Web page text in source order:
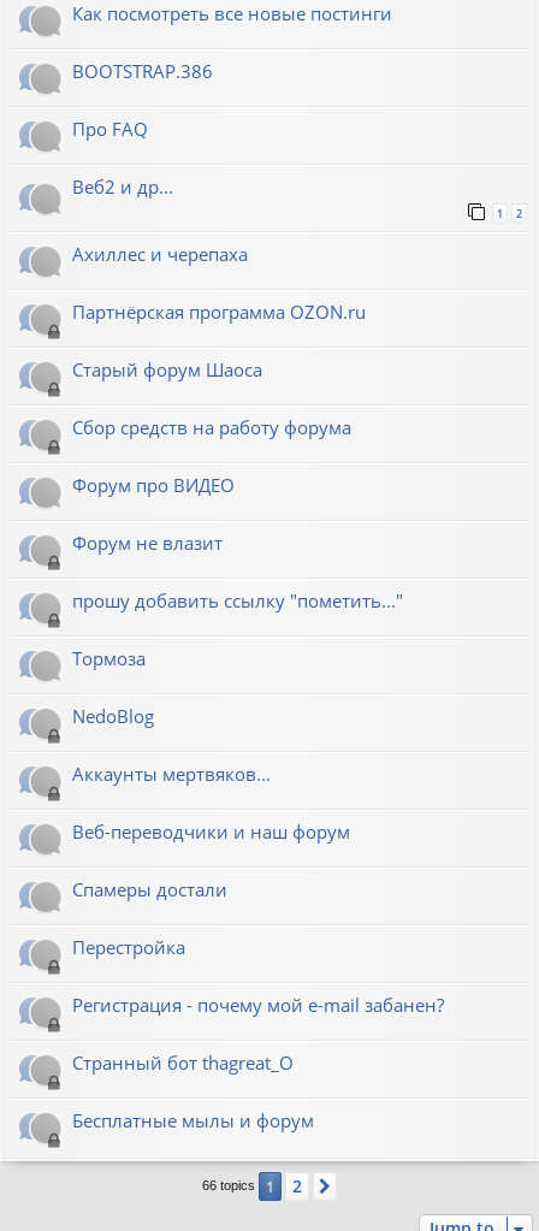
Как посмотреть все новые постинги
BOOTSTRAP.386
Про FAQ
Веб2 и др...
1 2
Ахиллес и черепаха
Партнёрская программа OZON.ru
Старый форум Шаоса
Сбор средств на работу форума
Форум про ВИДЕО
Форум не влазит
прошу добавить ссылку "пометить..."
Тормоза
NedoBlog
Аккаунты мертвяков...
Веб-переводчики и наш форум
Спамеры достали
Перестройка
Регистрация - почему мой e-mail забанен?
Странный бот thagreat_O
Бесплатные мылы и форум
66 topics 1 2